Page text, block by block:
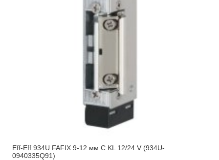
Eff-Eff 934U FAFIX 9-12 мм С KL 12/24 V (934U-
0940335Q91)